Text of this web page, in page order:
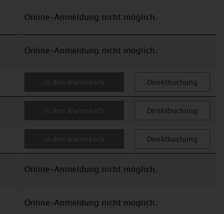
Online-Anmeldung nicht möglich.
Online-Anmeldung nicht möglich.
in den Warenkorb Direktbuchung
in den Warenkorb Direktbuchung
in den Warenkorb Direktbuchung
Online-Anmeldung nicht möglich.
Online-Anmeldung nicht möglich.